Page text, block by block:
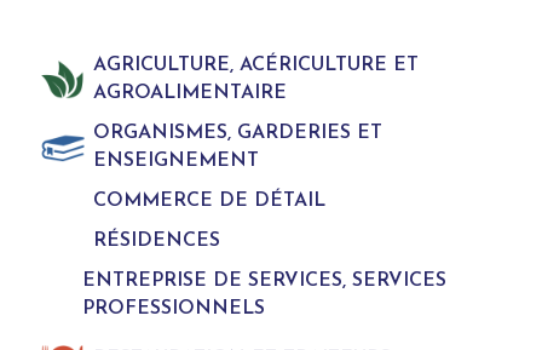
AGRICULTURE, ACÉRICULTURE ET
AGROALIMENTAIRE
ORGANISMES, GARDERIES ET
ENSEIGNEMENT
COMMERCE DE DÉTAIL
RÉSIDENCES
ENTREPRISE DE SERVICES, SERVICES
PROFESSIONNELS